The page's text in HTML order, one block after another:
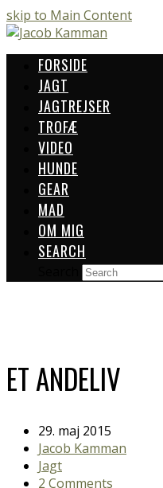
skip to Main Content
FORSIDE
JAGT
JAGTREJSER
TROFÆ
VIDEO
HUNDE
GEAR
MAD
OM MIG
SEARCH
ET ANDELIV
29. maj 2015
Jacob Kamman
Jagt
2 Comments